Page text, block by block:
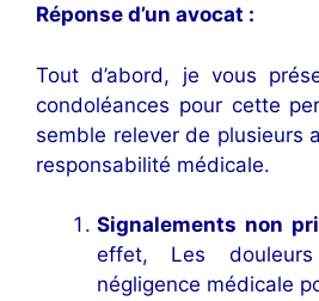
Réponse d’un avocat :
Tout d’abord, je vous
condoléances pour cette
semble relever de plusieurs
responsabilité médicale.
Signalements non
effet, Les
négligence médicale